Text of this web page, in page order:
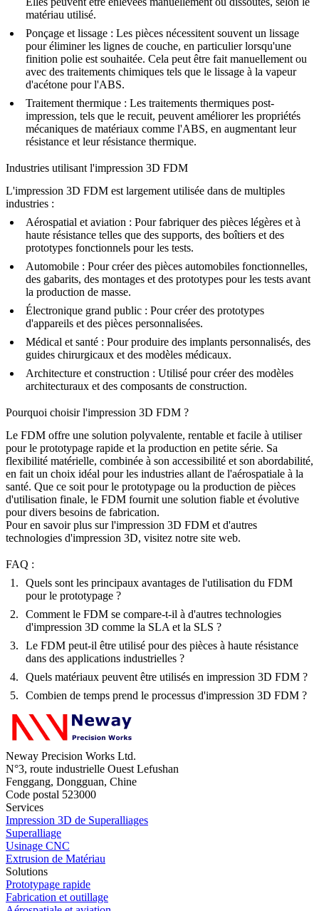
matériau utilisé.
Ponçage et lissage : Les pièces nécessitent souvent un lissage
pour éliminer les lignes de couche, en particulier lorsqu'une
finition polie est souhaitée. Cela peut être fait manuellement ou
avec des traitements chimiques tels que le lissage à la vapeur
d'acétone pour l'ABS.
Traitement thermique : Les traitements thermiques post-
impression, tels que le recuit, peuvent améliorer les propriétés
mécaniques de matériaux comme l'ABS, en augmentant leur
résistance et leur résistance thermique.
Industries utilisant l'impression 3D FDM
L'impression 3D FDM est largement utilisée dans de multiples
industries :
Aérospatial et aviation : Pour fabriquer des pièces légères et à
haute résistance telles que des supports, des boîtiers et des
prototypes fonctionnels pour les tests.
Automobile : Pour créer des pièces automobiles fonctionnelles,
des gabarits, des montages et des prototypes pour les tests avant
la production de masse.
Électronique grand public : Pour créer des prototypes
d'appareils et des pièces personnalisées.
Médical et santé : Pour produire des implants personnalisés, des
guides chirurgicaux et des modèles médicaux.
Architecture et construction : Utilisé pour créer des modèles
architecturaux et des composants de construction.
Pourquoi choisir l'impression 3D FDM ?
Le FDM offre une solution polyvalente, rentable et facile à utiliser
pour le prototypage rapide et la production en petite série. Sa
flexibilité matérielle, combinée à son accessibilité et son abordabilité,
en fait un choix idéal pour les industries allant de l'aérospatiale à la
santé. Que ce soit pour le prototypage ou la production de pièces
d'utilisation finale, le FDM fournit une solution fiable et évolutive
pour divers besoins de fabrication.
Pour en savoir plus sur l'impression 3D FDM et d'autres
technologies d'impression 3D, visitez notre site web.
FAQ :
Quels sont les principaux avantages de l'utilisation du FDM
pour le prototypage ?
Comment le FDM se compare-t-il à d'autres technologies
d'impression 3D comme la SLA et la SLS ?
Le FDM peut-il être utilisé pour des pièces à haute résistance
dans des applications industrielles ?
Quels matériaux peuvent être utilisés en impression 3D FDM ?
Combien de temps prend le processus d'impression 3D FDM ?
Neway Precision Works Ltd.
N°3, route industrielle Ouest Lefushan
Fenggang, Dongguan, Chine
Code postal 523000
Services
Impression 3D de Superalliages
Superalliage
Usinage CNC
Extrusion de Matériau
Solutions
Prototypage rapide
Fabrication et outillage